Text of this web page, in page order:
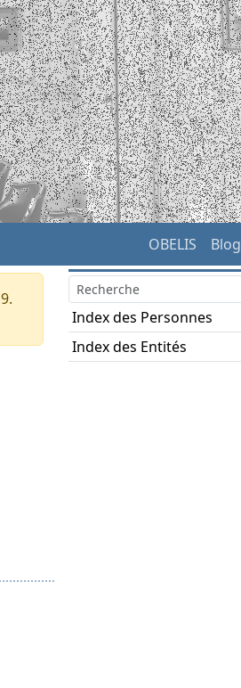
OBELIS Blog
Index des Personnes
Index des Entités